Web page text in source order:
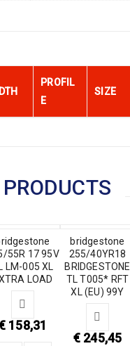
PROFIL
E
SIZE
55R 17 95V
LM-005 XL
LOAD
158,31
bridgestone
255/40YR18
BRIDGESTONE
TL T005* RFT
XL (EU) 99Y
€245,45